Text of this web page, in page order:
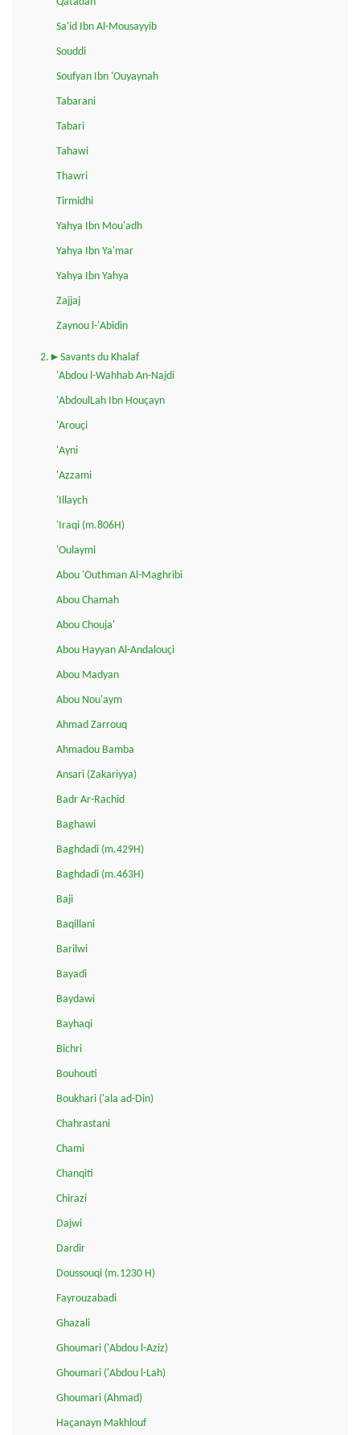
Sa'id Ibn Al-Mousayyib
Souddi
Soufyan Ibn 'Ouyaynah
Tabarani
Tabari
Tahawi
Thawri
Tirmidhi
Yahya Ibn Mou'adh
Yahya Ibn Ya'mar
Yahya Ibn Yahya
Zajjaj
Zaynou l-'Abidin
2.►Savants du Khalaf
'Abdou l-Wahhab An-Najdi
'AbdoulLah Ibn Houçayn
'Arouçi
'Ayni
'Azzami
'Illaych
'Iraqi (m.806H)
'Oulaymi
Abou 'Outhman Al-Maghribi
Abou Chamah
Abou Chouja'
Abou Hayyan Al-Andalouçi
Abou Madyan
Abou Nou'aym
Ahmad Zarrouq
Ahmadou Bamba
Ansari (Zakariyya)
Badr Ar-Rachid
Baghawi
Baghdadi (m.429H)
Baghdadi (m.463H)
Baji
Baqillani
Barilwi
Bayadi
Baydawi
Bayhaqi
Bichri
Bouhouti
Boukhari ('ala ad-Din)
Chahrastani
Chami
Chanqiti
Chirazi
Dajwi
Dardir
Doussouqi (m.1230 H)
Fayrouzabadi
Ghazali
Ghoumari ('Abdou l-Aziz)
Ghoumari ('Abdou l-Lah)
Ghoumari (Ahmad)
Haçanayn Makhlouf